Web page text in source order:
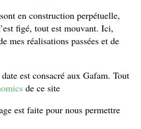
en construction perpétuelle,
figé, tout est mouvant. Ici,
mes réalisations passées et de
est consacré aux Gafam. Tout
de ce site
est faite pour nous permettre